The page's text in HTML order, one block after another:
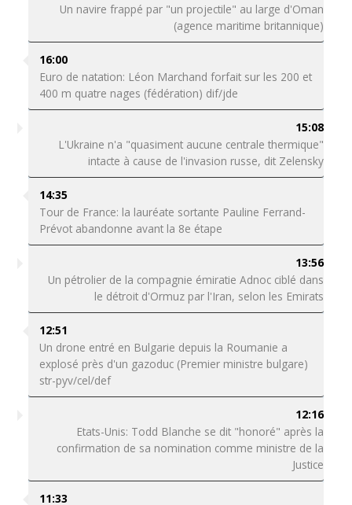
Un navire frappé par "un projectile" au large d'Oman
(agence maritime britannique)
16:00
Euro de natation: Léon Marchand forfait sur les 200 et
400 m quatre nages (fédération) dif/jde
15:08
L'Ukraine n'a "quasiment aucune centrale thermique"
intacte à cause de l'invasion russe, dit Zelensky
14:35
Tour de France: la lauréate sortante Pauline Ferrand-
Prévot abandonne avant la 8e étape
13:56
Un pétrolier de la compagnie émiratie Adnoc ciblé dans
le détroit d'Ormuz par l'Iran, selon les Emirats
12:51
Un drone entré en Bulgarie depuis la Roumanie a
explosé près d'un gazoduc (Premier ministre bulgare)
str-pyv/cel/def
12:16
Etats-Unis: Todd Blanche se dit "honoré" après la
confirmation de sa nomination comme ministre de la
Justice
11:33